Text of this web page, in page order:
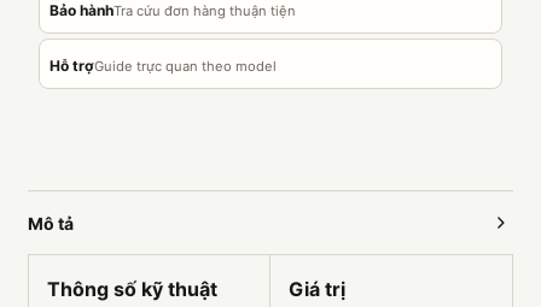
Bảo hànhTra cứu đơn hàng thuận tiện
Hỗ trợGuide trực quan theo model
Mô tả
Thông số kỹ thuật Giá trị